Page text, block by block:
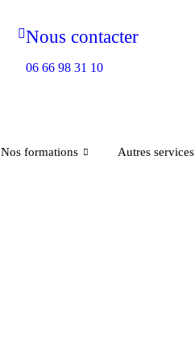
Nous contacter
06 66 98 31 10
Nos formations Autres services